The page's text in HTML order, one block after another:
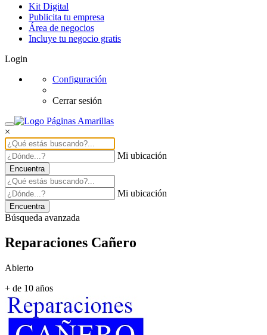
Kit Digital
Publicita tu empresa
Área de negocios
Incluye tu negocio gratis
Login
Configuración
Cerrar sesión
×
Mi ubicación
Encuentra
Mi ubicación
Encuentra
Búsqueda avanzada
Reparaciones Cañero
Abierto
+ de 10 años